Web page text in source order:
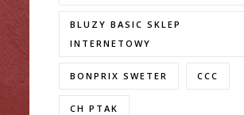
BLUZY BASIC SKLEP
INTERNETOWY
BONPRIX SWETER CCC
CH PTAK